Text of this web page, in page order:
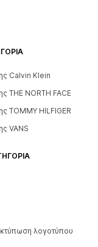
Calvin Klein
THE NORTH FACE
TOMMY HILFIGER
VANS
λογοτύπου